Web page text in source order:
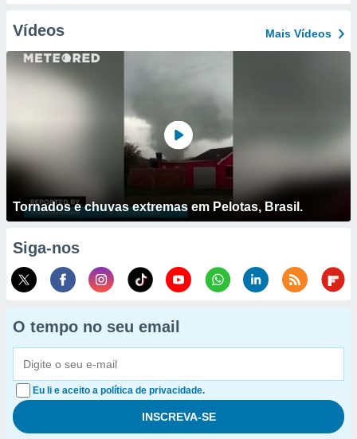
Vídeos Mais Vídeos
Tornados e chuvas extremas em Pelotas, Brasil.
Siga-nos
O tempo no seu email
Eu li e aceito a política de privacidade.